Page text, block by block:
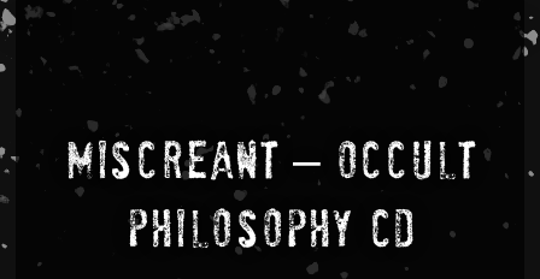
Miscreant – Occult
Philosophy CD